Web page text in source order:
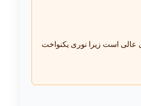
عالی است زیرا نوری یکنواخت